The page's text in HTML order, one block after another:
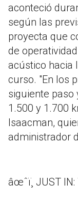
aconteció
según las
proyecta que
de
acústico hacia
curso. "En los
siguiente paso
1.500 y 1.700
Isaacman,
administrador
âœˆï¸ JUST